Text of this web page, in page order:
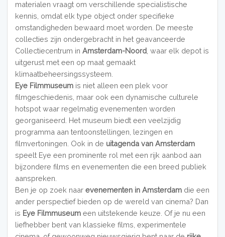
materialen vraagt om verschillende specialistische
kennis, omdat elk type object onder specifieke
omstandigheden bewaard moet worden. De meeste
collecties zijn ondergebracht in het geavanceerde
Collectiecentrum in Amsterdam-Noord, waar elk depot is
uitgerust met een op maat gemaakt
klimaatbeheersingssysteem.
Eye Filmmuseumis niet alleen een plek voor
filmgeschiedenis, maar ook een dynamische culturele
hotspot waar regelmatig evenementen worden
georganiseerd. Het museum biedt een veelzijdig
programma aan tentoonstellingen, lezingen en
filmvertoningen. Ook in de uitagenda van Amsterdam
speelt Eye een prominente rol met een rijk aanbod aan
bijzondere films en evenementen die een breed publiek
aanspreken.
Ben je op zoek naar evenementen in Amsterdamdie een
ander perspectief bieden op de wereld van cinema? Dan
is Eye Filmmuseumeen uitstekende keuze. Of je nu een
liefhebber bent van klassieke films, experimentele